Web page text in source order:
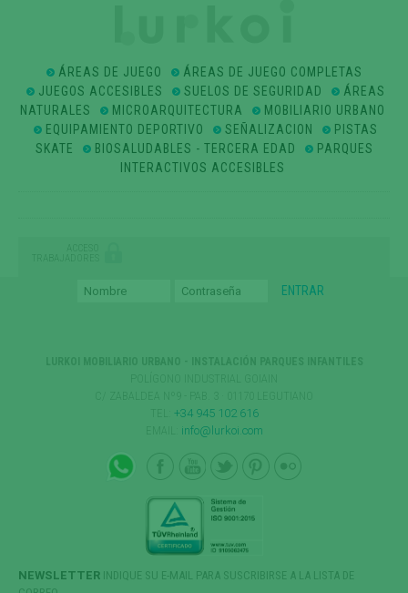
ÁREAS DE JUEGO
ÁREAS DE JUEGO COMPLETAS
JUEGOS ACCESIBLES
SUELOS DE SEGURIDAD
ÁREAS
NATURALES
MICROARQUITECTURA
MOBILIARIO URBANO
EQUIPAMIENTO DEPORTIVO
SEÑALIZACION
PISTAS
SKATE
BIOSALUDABLES - TERCERA EDAD
PARQUES
INTERACTIVOS ACCESIBLES
ACCESO
TRABAJADORES
+34 945 102 616
info@lurkoi.com
NEWSLETTER INDIQUE SU E-MAIL PARA SUSCRIBIRSE A LA LISTA DE